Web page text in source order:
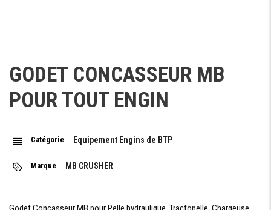
(BAR) < 10 / <
10 / < 10
DÉBIT
D'HUILE**
LARGEUR DE
MM 730 / 740 /
LA BOUCHE
GODET CONCASSEUR MB
POUR TOUT ENGIN
Catégorie Equipement Engins de BTP
Marque MB CRUSHER